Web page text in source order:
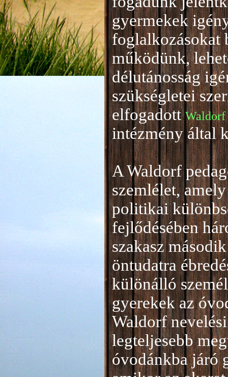
gyermekek
foglalkozásokat
működünk,
délutánosság
szükségletei
elfogadott Waldorf
intézmény által
A Waldorf
szemlélet,
politikai
fejlődésében
szakasz
öntudatra
különálló
gyerekek az
Waldorf
legteljesebb
óvodánkba járó